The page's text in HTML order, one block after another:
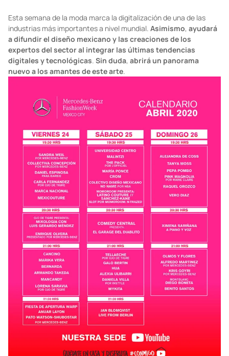
Esta semana de la moda marca la digitalización de una de las
industrias más importantes a nivel mundial. Asimismo, ayudará
a difundir el diseño mexicano y las creaciones de los
expertos del sectoral integrar las últimas tendencias
digitales y tecnológicas. Sin duda, abrirá un panorama
nuevo a los amantes de este arte.